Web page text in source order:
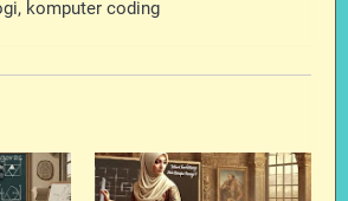
komputer coding